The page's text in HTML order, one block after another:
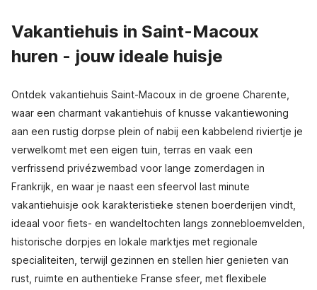
Vakantiehuis in Saint-Macoux
huren - jouw ideale huisje
Ontdek vakantiehuis Saint-Macoux in de groene Charente,
waar een charmant vakantiehuis of knusse vakantiewoning
aan een rustig dorpse plein of nabij een kabbelend riviertje je
verwelkomt met een eigen tuin, terras en vaak een
verfrissend privézwembad voor lange zomerdagen in
Frankrijk, en waar je naast een sfeervol last minute
vakantiehuisje ook karakteristieke stenen boerderijen vindt,
ideaal voor fiets- en wandeltochten langs zonnebloemvelden,
historische dorpjes en lokale marktjes met regionale
specialiteiten, terwijl gezinnen en stellen hier genieten van
rust, ruimte en authentieke Franse sfeer, met flexibele